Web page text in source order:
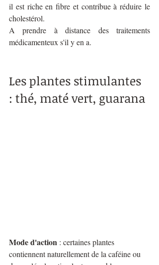
il est riche en fibre et contribue à réduire le
cholestérol.
A prendre à distance des traitements
médicamenteux s'il y en a.
Les plantes stimulantes
: thé, maté vert, guarana
Mode d'action : certaines plantes
contiennent naturellement de la caféine ou